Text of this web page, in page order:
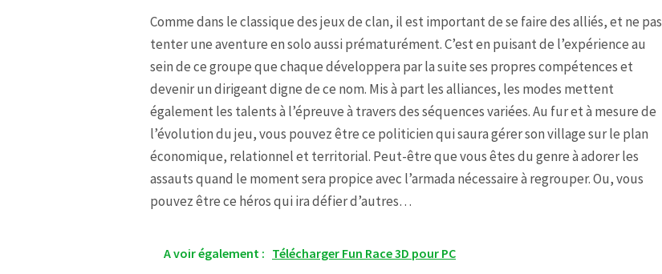
Comme dans le classique des jeux de clan, il est important de se faire des alliés, et ne pas
tenter une aventure en solo aussi prématurément. C’est en puisant de l’expérience au
sein de ce groupe que chaque développera par la suite ses propres compétences et
devenir un dirigeant digne de ce nom. Mis à part les alliances, les modes mettent
également les talents à l’épreuve à travers des séquences variées. Au fur et à mesure de
l’évolution du jeu, vous pouvez être ce politicien qui saura gérer son village sur le plan
économique, relationnel et territorial. Peut-être que vous êtes du genre à adorer les
assauts quand le moment sera propice avec l’armada nécessaire à regrouper. Ou, vous
pouvez être ce héros qui ira défier d’autres…
A voir également : Télécharger Fun Race 3D pour PC